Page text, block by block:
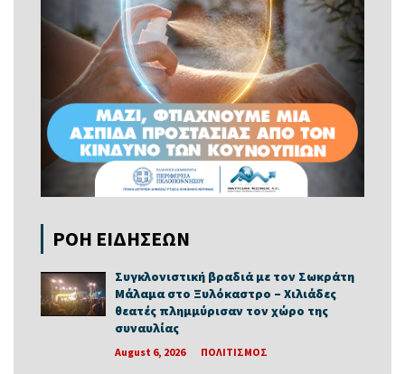
ΡΟΗ ΕΙΔΗΣΕΩΝ
Συγκλονιστική βραδιά με τον Σωκράτη
Μάλαμα στο Ξυλόκαστρο – Χιλιάδες
θεατές πλημμύρισαν τον χώρο της
συναυλίας
August 6, 2026 ΠΟΛΙΤΙΣΜΟΣ